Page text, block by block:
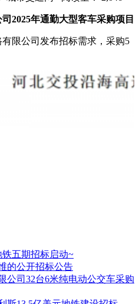
2025年通勤大型客车采购项目
限公司发布招标需求，采购5
五期招标启动~
的公开招标公告
公司32台6米纯电动公交车采购